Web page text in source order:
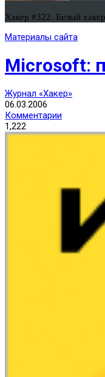
Хакер #322. Белый хакер
Материалы сайта
Microsoft:
Журнал «Хакер»
06.03.2006
Комментарии
1,222